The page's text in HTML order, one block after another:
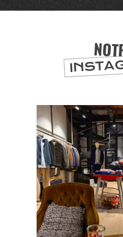
BONS PLANS
À LILLE ET